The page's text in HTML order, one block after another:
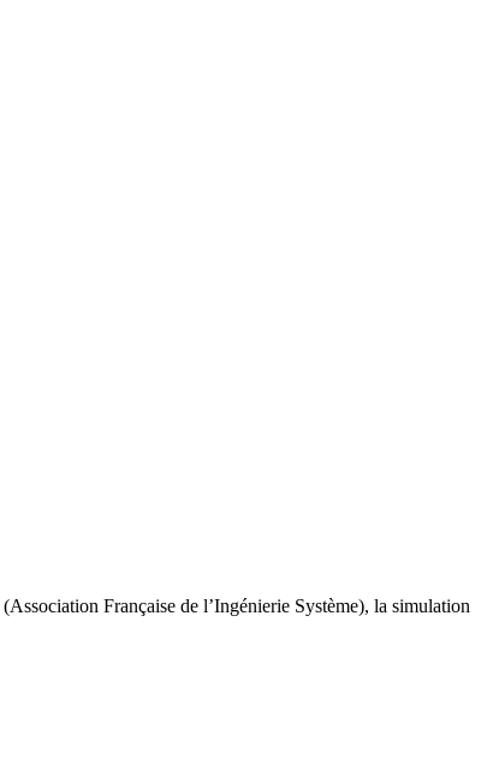
(Association Française de l’Ingénierie Système), la simulation